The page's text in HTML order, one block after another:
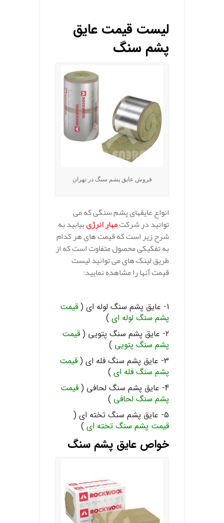
لیست قیمت عایق
پشم سنگ
فروش عایق پشم سنگ در تهران
انواع عایقهای پشم سنگی که می
توانید در شرکتمهار انرژیبیابید به
شرح زیر است که قیمت های هر کدام
به تفکیکی محصول متفاوت است که از
طریق لینک های می توانید لیست
قیمت آنها را مشاهده نمایید:
1- عایق پشم سنگ لوله ای (
قیمت
پشم سنگ لوله ای )
2- عایق پشم سنگ پتویی (
قیمت
پشم سنگ پتویی )
3- عایق پشم سنگ فله ای (
قیمت
پشم سنگ فله ای )
4- عایق پشم سنگ لحافی (
قیمت
پشم سنگ لحافی )
5- عایق پشم سنگ تخته ای (
قیمت پشم سنگ تخته ای )
خواص عایق پشم سنگ